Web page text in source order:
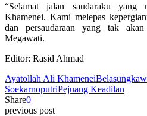
“Selamat jalan saudaraku
Khamenei. Kami melepas
dan persaudaraan yang tak
Megawati.
Editor: Rasid Ahmad
Ayatollah Ali Khamenei
SoekarnoputriPejuang Keadilan
Share0
previous post